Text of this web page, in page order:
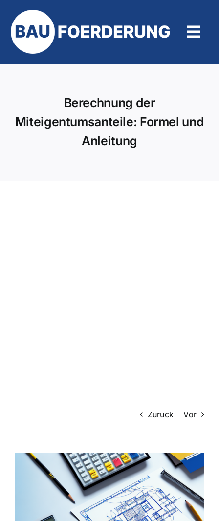
Inhalt
springen
Berechnung der
Miteigentumsanteile: Formel und
Anleitung
Zurück Vor
Zeige
grösseres